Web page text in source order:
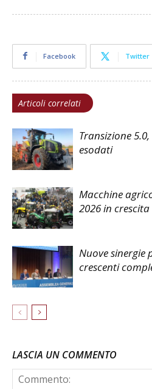
Facebook Twitter
Articoli correlati
Transizione
esodati
Macchine
2026 in crescita
Nuove sinergie
crescenti
LASCIA UN COMMENTO